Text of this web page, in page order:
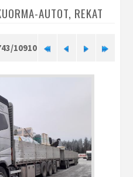
AUTOT, REKAT
10910